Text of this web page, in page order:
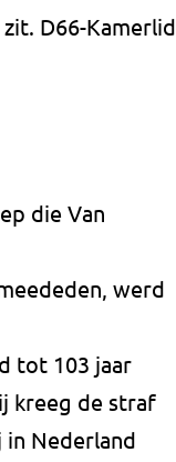
D66-Kamerlid
die Van
werd
tot 103 jaar
kreeg de straf
Nederland